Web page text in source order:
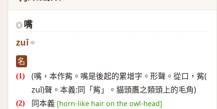
◎ 嘴
zuǐ
名
(嘴，本作觜。嘴是後起的累增字。形聲。從口，觜(
zuǐ)聲。本義:同「觜」。貓頭鷹之類頭上的毛角)
同本義 [horn-like hair on the owl-head]